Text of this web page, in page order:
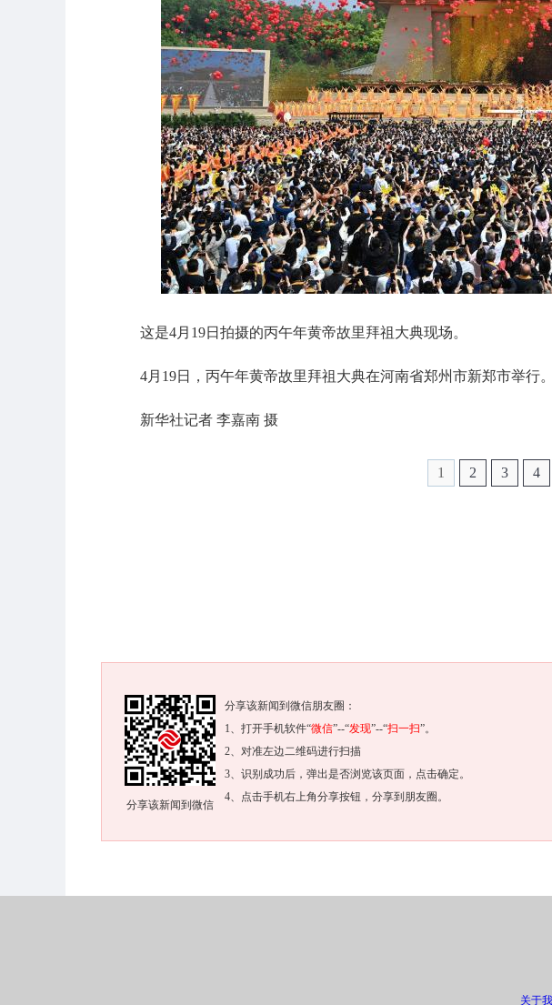
这是4月19日拍摄的丙午年黄帝故里拜祖大典现场。
4月19日，丙午年黄帝故里拜祖大典在河南省郑州市新郑市举行
新华社记者 李嘉南 摄
1 2 3 4
分享该新闻到微信
分享该新闻到微信朋友圈：
1、打开手机软件“微信”--“发现”--“扫一扫”。
2、对准左边二维码进行扫描
3、识别成功后，弹出是否浏览该页面，点击确定。
4、点击手机右上角分享按钮，分享到朋友圈。